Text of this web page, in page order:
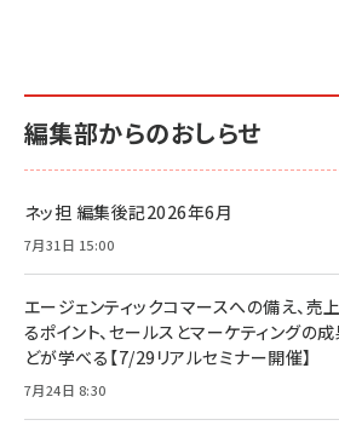
編集部からのおしらせ
ネッ担 編集後記2026年6月
7月31日 15:00
エージェンティックコマースへの備え、
るポイント、セールスとマーケティングの
どが学べる【7/29リアルセミナー開催】
7月24日 8:30